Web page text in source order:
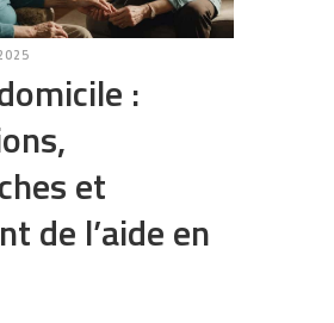
:
et
de l’aide en